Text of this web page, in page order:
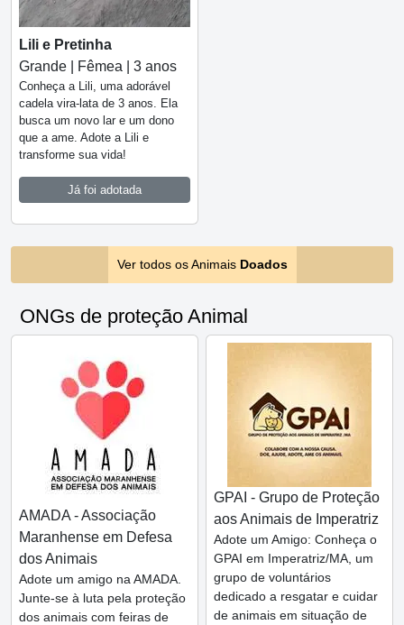
Lili e Pretinha
Grande | Fêmea | 3 anos
Conheça a Lili, uma adorável
cadela vira-lata de 3 anos. Ela
busca um novo lar e um dono
que a ame. Adote a Lili e
transforme sua vida!
Já foi adotada
Ver todos os Animais Doados
ONGs de proteção Animal
AMADA - Associação
Maranhense em Defesa
dos Animais
Adote um amigo na AMADA.
Junte-se à luta pela proteção
dos animais com feiras de
GPAI - Grupo de Proteção
aos Animais de Imperatriz
Adote um Amigo: Conheça o
GPAI em Imperatriz/MA, um
grupo de voluntários
dedicado a resgatar e cuidar
de animais em situação de